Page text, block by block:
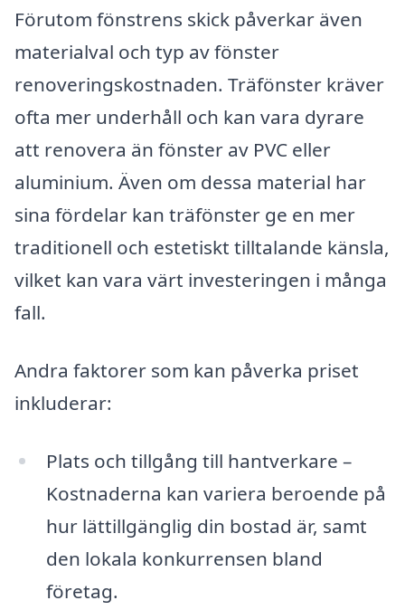
Förutom fönstrens skick påverkar även
materialval och typ av fönster
renoveringskostnaden. Träfönster kräver
ofta mer underhåll och kan vara dyrare
att renovera än fönster av PVC eller
aluminium. Även om dessa material har
sina fördelar kan träfönster ge en mer
traditionell och estetiskt tilltalande känsla,
vilket kan vara värt investeringen i många
fall.
Andra faktorer som kan påverka priset
inkluderar:
Plats och tillgång till hantverkare –
Kostnaderna kan variera beroende på
hur lättillgänglig din bostad är, samt
den lokala konkurrensen bland
företag.